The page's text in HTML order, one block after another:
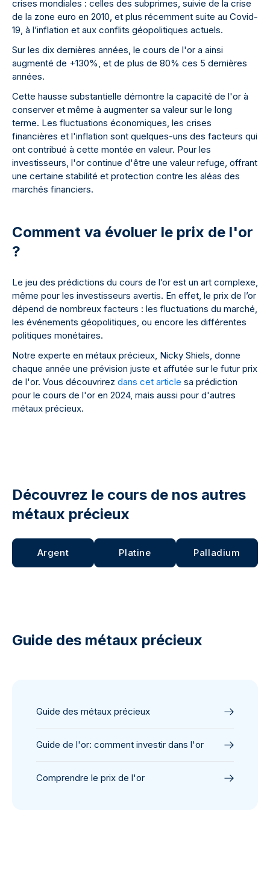
crises mondiales : celles des subprimes, suivie de la crise
de la zone euro en 2010, et plus récemment suite au Covid-
19, à l’inflation et aux conflits géopolitiques actuels.
Sur les dix dernières années, le cours de l'or a ainsi
augmenté de +130%, et de plus de 80% ces 5 dernières
années.
Cette hausse substantielle démontre la capacité de l'or à
conserver et même à augmenter sa valeur sur le long
terme. Les fluctuations économiques, les crises
financières et l'inflation sont quelques-uns des facteurs qui
ont contribué à cette montée en valeur. Pour les
investisseurs, l'or continue d'être une valeur refuge, offrant
une certaine stabilité et protection contre les aléas des
marchés financiers.
Comment va évoluer le prix de l'or
?
Le jeu des prédictions du cours de l’or est un art complexe,
même pour les investisseurs avertis. En effet, le prix de l’or
dépend de nombreux facteurs : les fluctuations du marché,
les événements géopolitiques, ou encore les différentes
politiques monétaires.
Notre experte en métaux précieux, Nicky Shiels, donne
chaque année une prévision juste et affutée sur le futur prix
de l'or. Vous découvrirez dans cet article sa prédiction
pour le cours de l'or en 2024, mais aussi pour d'autres
métaux précieux.
Découvrez le cours de nos autres
métaux précieux
Argent Platine Palladium
Guide des métaux précieux
Guide des métaux précieux
Guide de l'or: comment investir dans l'or
Comprendre le prix de l'or